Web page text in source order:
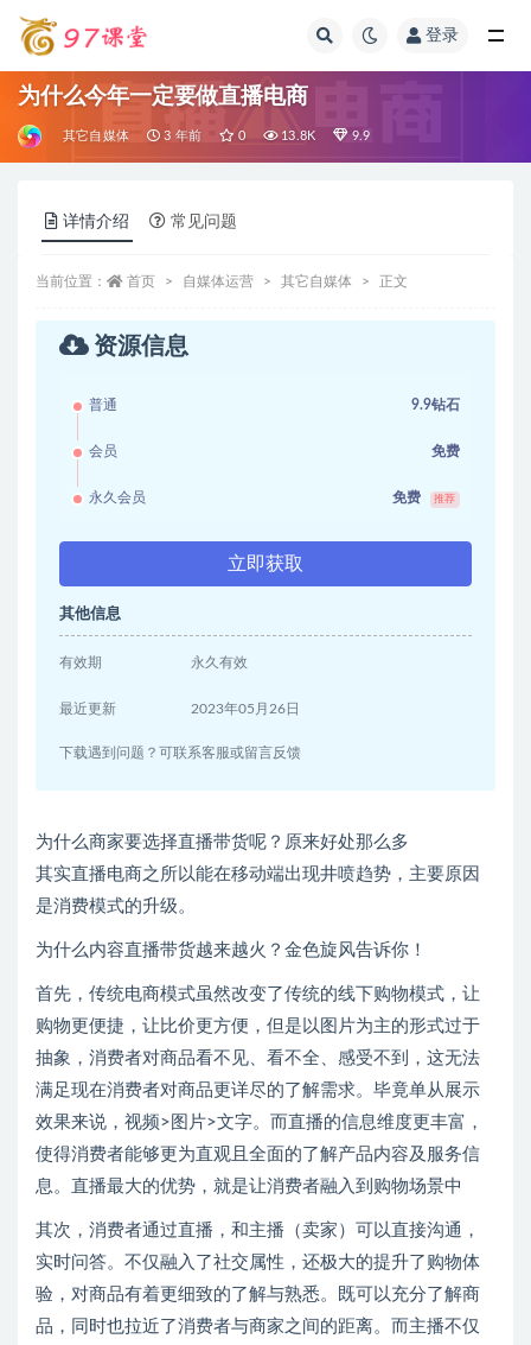
登录
为什么今年一定要做直播电商
其它自媒体 3 年前 0 13.8K 9.9
详情介绍 常见问题
当前位置： 首页 自媒体运营 其它自媒体 正文
资源信息
普通 9.9钻石
会员 免费
永久会员 免费 推荐
立即获取
其他信息
有效期 永久有效
最近更新 2023年05月26日
下载遇到问题？可联系客服或留言反馈
为什么商家要选择直播带货呢？原来好处那么多
其实直播电商之所以能在移动端出现井喷趋势，主要原因
是消费模式的升级。
为什么内容直播带货越来越火？金色旋风告诉你！
首先，传统电商模式虽然改变了传统的线下购物模式，让
购物更便捷，让比价更方便，但是以图片为主的形式过于
抽象，消费者对商品看不见、看不全、感受不到，这无法
满足现在消费者对商品更详尽的了解需求。毕竟单从展示
效果来说，视频>图片>文字。而直播的信息维度更丰富，
使得消费者能够更为直观且全面的了解产品内容及服务信
息。直播最大的优势，就是让消费者融入到购物场景中
其次，消费者通过直播，和主播（卖家）可以直接沟通，
实时问答。不仅融入了社交属性，还极大的提升了购物体
验，对商品有着更细致的了解与熟悉。既可以充分了解商
品，同时也拉近了消费者与商家之间的距离。而主播不仅